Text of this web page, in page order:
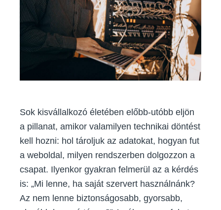
Előnyök
és
hátrányok
kisvállalkozásoknak
Sok kisvállalkozó életében előbb-utóbb eljön
a pillanat, amikor valamilyen technikai döntést
kell hozni: hol tároljuk az adatokat, hogyan fut
a weboldal, milyen rendszerben dolgozzon a
csapat. Ilyenkor gyakran felmerül az a kérdés
is: „Mi lenne, ha saját szervert használnánk?
Az nem lenne biztonságosabb, gyorsabb,